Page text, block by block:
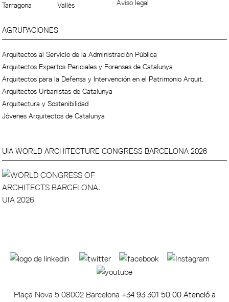
Tarragona
Vallès
Aviso legal
AGRUPACIONES
Arquitectos al Servicio de la Administración Pública
Arquitectos Expertos Periciales y Forenses de Catalunya
Arquitectos para la Defensa y Intervención en el Patrimonio Arquit.
Arquitectos Urbanistas de Catalunya
Arquitectura y Sostenibilidad
Jóvenes Arquitectos de Catalunya
UIA WORLD ARCHITECTURE CONGRESS BARCELONA 2026
Plaça Nova 5 08002 Barcelona +34 93 301 50 00 Atenció a